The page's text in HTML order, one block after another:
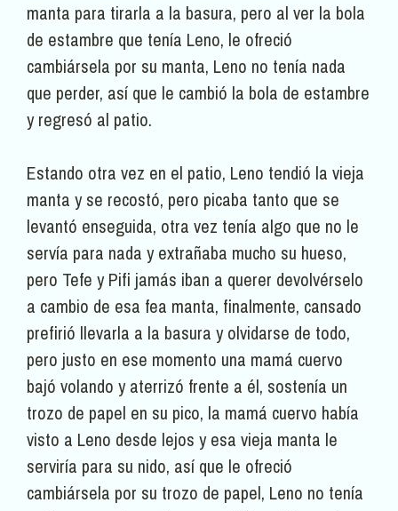
manta para tirarla a la basura, pero al ver la bola
de estambre que tenía Leno, le ofreció
cambiársela por su manta, Leno no tenía nada
que perder, así que le cambió la bola de estambre
y regresó al patio.
Estando otra vez en el patio, Leno tendió la vieja
manta y se recostó, pero picaba tanto que se
levantó enseguida, otra vez tenía algo que no le
servía para nada y extrañaba mucho su hueso,
pero Tefe y Pifi jamás iban a querer devolvérselo
a cambio de esa fea manta, finalmente, cansado
prefirió llevarla a la basura y olvidarse de todo,
pero justo en ese momento una mamá cuervo
bajó volando y aterrizó frente a él, sostenía un
trozo de papel en su pico, la mamá cuervo había
visto a Leno desde lejos y esa vieja manta le
serviría para su nido, así que le ofreció
cambiársela por su trozo de papel, Leno no tenía